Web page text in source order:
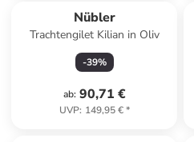
Nübler
Trachtengilet Kilian in Oliv
-39%
ab: 90,71 €
UVP: 149,95 €*